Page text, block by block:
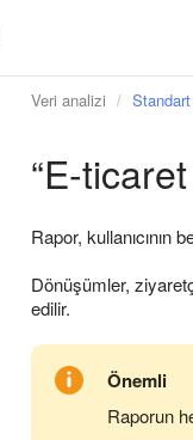
Veri analizi
“E-
Rapor, kullanıcının
Dönüşümler,
edilir.
Önemli
Raporun